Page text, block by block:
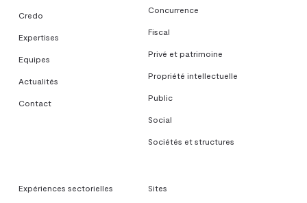
Credo
Expertises
Equipes
Actualités
Contact
Concurrence
Fiscal
Privé et patrimoine
Propriété intellectuelle
Public
Social
Sociétés et structures
Expériences sectorielles Sites